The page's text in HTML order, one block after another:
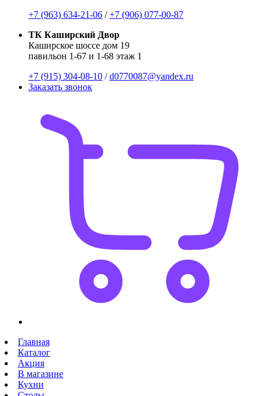
+7 (963) 634-21-06 /+7 (906) 077-00-87
ТК Каширский Двор
Каширское шоссе дом 19
павильон 1-67 и 1-68 этаж 1
+7 (915) 304-08-10 /d0770087@yandex.ru
Заказать звонок
Главная
Каталог
Акция
В магазине
Кухни